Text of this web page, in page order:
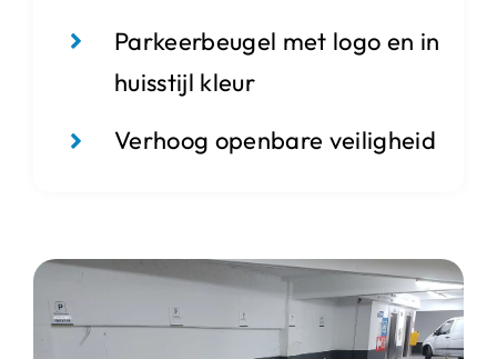
Parkeerbeugel met logo en in
huisstijl kleur
Verhoog openbare veiligheid